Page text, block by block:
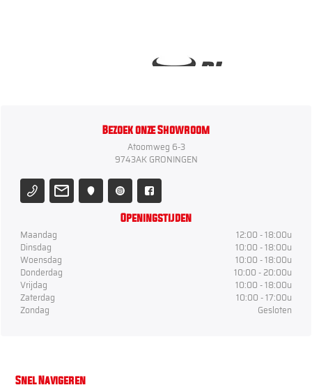
Bezoek onze Showroom
Atoomweg 6-3
9743AK GRONINGEN
Openingstijden
Maandag
12:00 - 18:00u
Dinsdag
10:00 - 18:00u
Woensdag
10:00 - 18:00u
Donderdag
10:00 - 20:00u
Vrijdag
10:00 - 18:00u
Zaterdag
10:00 - 17:00u
Zondag
Gesloten
Snel Navigeren